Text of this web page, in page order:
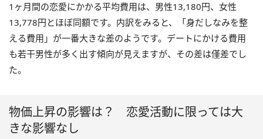
1ヶ月間の恋愛にかかる平均費用は、男性13,180円、女性
13,778円とほぼ同額です。内訳をみると、「身だしなみを整
える費用」が一番大きな差のようです。デートにかける費用
も若干男性が多く出す傾向が見えますが、その差は僅差でし
た。
物価上昇の影響は？ 恋愛活動に限っては大
きな影響なし